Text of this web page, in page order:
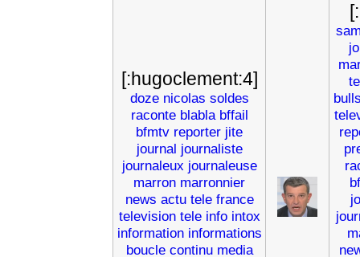
[:hugoclement:4]
doze nicolas soldes
raconte blabla bffail
bfmtv reporter jite
journal journaliste
journaleux journaleuse
marron marronnier
news actu tele france
television tele info intox
information informations
boucle continu media